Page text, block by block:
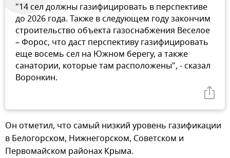
"14 сел должны газифицировать в перспективе
до 2026 года. Также в следующем году закончим
строительство объекта газоснабжения Веселое
– Форос, что даст перспективу газифицировать
еще восемь сел на Южном берегу, а также
санатории, которые там расположены", - сказал
Воронкин.
Он отметил, что самый низкий уровень газификации
в Белогорском, Нижнегорском, Советском и
Первомайском районах Крыма.